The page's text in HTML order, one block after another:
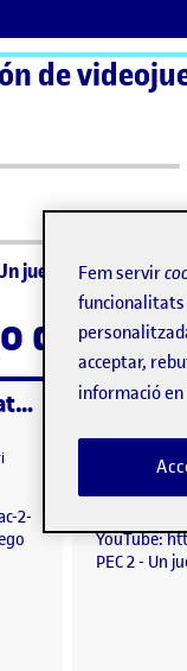
de
juego de
de
PAC 2 – Un joc de plataformes – Santi van Gelderen
2022 6:37 pm
el PAC 2 – Un joc de
2-
Publicat per
Públic
URL GitLab:
YouTube:
PEC 2 - Un
Fem servir
acceptar,
informació